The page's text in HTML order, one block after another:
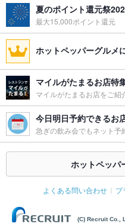
夏のポイント還元祭
最大15,000ポイント還元
ホットペッパーグルメ
マイルがたまるお店特
マイルがたまるお店をご紹
今日明日予約できるお
急ぎの飲み会でもネット予
ホットペッパ
よくある問い合わせ プ
(C) Recruit Co.,